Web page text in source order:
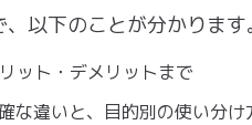
以下のことが分かります。
ット・デメリットまで
な違いと、目的別の使い分け